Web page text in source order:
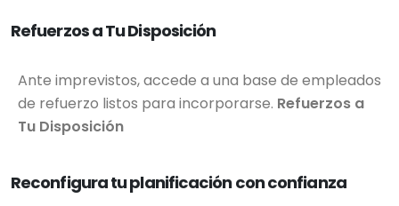
Refuerzos a Tu Disposición
Ante imprevistos, accede a una base de empleados
de refuerzo listos para incorporarse. Refuerzos a
Tu Disposición
Reconfigura tu planificación con confianza